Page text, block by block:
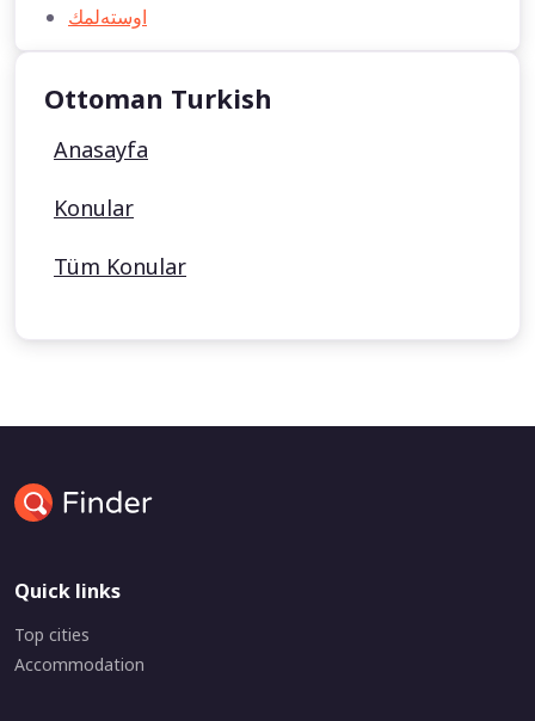
اوسته‌لمك
Ottoman Turkish
Anasayfa
Konular
Tüm Konular
Quick links
Top cities
Accommodation